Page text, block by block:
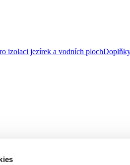
izolaci jezírek a vodních ploch